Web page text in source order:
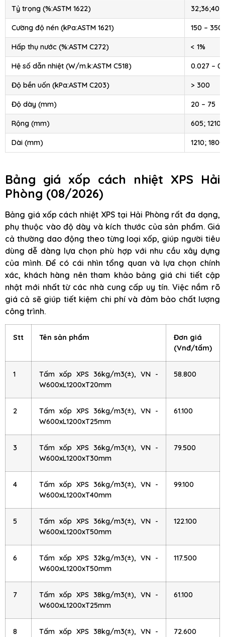
Tỷ trọng (%:ASTM 1622) 32;36;40
Cường độ nén (kPa:ASTM 1621) 150 – 350
Hấp thụ nước (%:ASTM C272) < 1%
Hệ số dẫn nhiệt (W/m.k:ASTM C518) 0.027 –
Độ bền uốn (kPa:ASTM C203) > 300
Độ dày (mm) 20 – 75
Rộng (mm) 605; 1210
Dài (mm) 1210;
Bảng giá xốp cách nhiệt XPS Hải
Phòng (08/2026)
Bảng giá xốp cách nhiệt XPS tại Hải Phòng rất đa dạng,
phụ thuộc vào độ dày và kích thước của sản phẩm. Giá
cả thường dao động theo từng loại xốp, giúp người tiêu
dùng dễ dàng lựa chọn phù hợp với nhu cầu xây dựng
của mình. Để có cái nhìn tổng quan và lựa chọn chính
xác, khách hàng nên tham khảo bảng giá chi tiết cập
nhật mới nhất từ các nhà cung cấp uy tín. Việc nắm rõ
giá cả sẽ giúp tiết kiệm chi phí và đảm bảo chất lượng
công trình.
Stt Tên sản phẩm
Đơn giá
(Vnđ/tấm)
1
Tấm xốp XPS 36kg/m3(±), VN -
W600xL1200xT20mm
58.800
2
Tấm xốp XPS 36kg/m3(±), VN -
W600xL1200xT25mm
61.100
3
Tấm xốp XPS 36kg/m3(±), VN -
W600xL1200xT30mm
79.500
4
Tấm xốp XPS 36kg/m3(±), VN -
W600xL1200xT40mm
99.100
5
Tấm xốp XPS 36kg/m3(±), VN -
W600xL1200xT50mm
122.100
6
Tấm xốp XPS 32kg/m3(±), VN -
W600xL1200xT50mm
117.500
7
Tấm xốp XPS 38kg/m3(±), VN -
W600xL1200xT25mm
61.100
8
Tấm xốp XPS 38kg/m3(±), VN -
72.600